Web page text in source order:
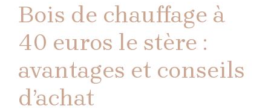
Bois de chauffage à
40 euros le stère :
avantages et conseils
d’achat